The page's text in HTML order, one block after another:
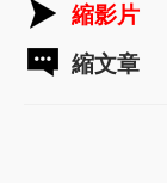
縮影片
縮文章